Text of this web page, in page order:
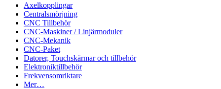
Axelkopplingar
Centralsmörjning
CNC Tillbehör
CNC-Maskiner / Linjärmoduler
CNC-Mekanik
CNC-Paket
Datorer, Touchskärmar och tillbehör
Elektroniktillbehör
Frekvensomriktare
Mer…